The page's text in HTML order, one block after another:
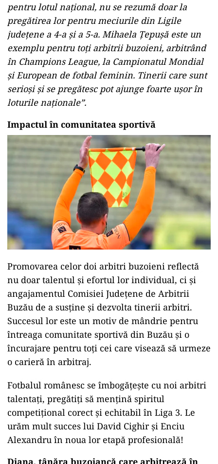
pentru lotul național, nu se rezumă doar la
pregătirea lor pentru meciurile din Ligile
județene a 4-a și a 5-a. Mihaela Țepușă este un
exemplu pentru toți arbitrii buzoieni, arbitrând
în Champions League, la Campionatul Mondial
și European de fotbal feminin. Tinerii care sunt
serioși și se pregătesc pot ajunge foarte ușor în
loturile naționale”.
Impactul în comunitatea sportivă
Promovarea celor doi arbitri buzoieni reflectă
nu doar talentul și efortul lor individual, ci și
angajamentul Comisiei Județene de Arbitrii
Buzău de a susține și dezvolta tinerii arbitri.
Succesul lor este un motiv de mândrie pentru
întreaga comunitate sportivă din Buzău și o
încurajare pentru toți cei care visează să urmeze
o carieră în arbitraj.
Fotbalul românesc se îmbogățește cu noi arbitri
talentați, pregătiți să mențină spiritul
competițional corect și echitabil în Liga 3. Le
urăm mult succes lui David Cighir și Enciu
Alexandru în noua lor etapă profesională!
Diana, tânăra buzoiancă care arbitrează în